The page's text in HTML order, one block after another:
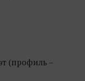
(профиль –